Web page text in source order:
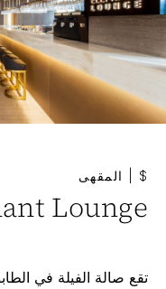
$ المقهى
Lounge
تقع صالة الفيلة في